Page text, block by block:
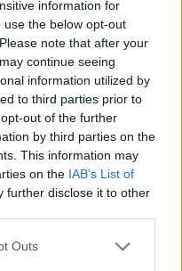
information for
the below opt-out
note that after your
continue seeing
information utilized by
to third parties prior to
out of the further
by third parties on the
This information may
on the IAB’s List of
further disclose it to other
Outs
(139)
(183)
(74)
(264)
(35)